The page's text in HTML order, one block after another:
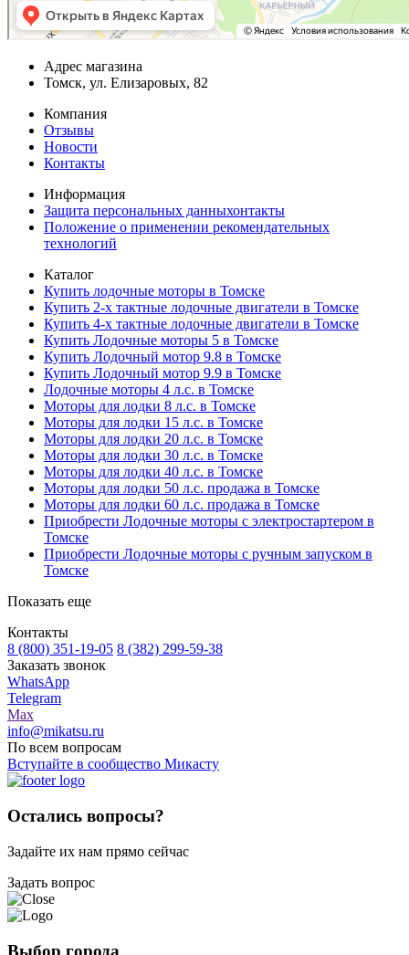
Адрес магазина
Томск, ул. Елизаровых, 82
Компания
Отзывы
Новости
Контакты
Информация
Защита персональных данныхонтакты
Положение о применении рекомендательных
технологий
Каталог
Купить лодочные моторы в Томске
Купить 2-х тактные лодочные двигатели в Томске
Купить 4-х тактные лодочные двигатели в Томске
Купить Лодочные моторы 5 в Томске
Купить Лодочный мотор 9.8 в Томске
Купить Лодочный мотор 9.9 в Томске
Лодочные моторы 4 л.с. в Томске
Моторы для лодки 8 л.с. в Томске
Моторы для лодки 15 л.с. в Томске
Моторы для лодки 20 л.с. в Томске
Моторы для лодки 30 л.с. в Томске
Моторы для лодки 40 л.с. в Томске
Моторы для лодки 50 л.с. продажа в Томске
Моторы для лодки 60 л.с. продажа в Томске
Приобрести Лодочные моторы с электростартером в
Томске
Приобрести Лодочные моторы с ручным запуском в
Томске
Показать еще
Контакты
8 (800) 351-19-05 8 (382) 299-59-38
Заказать звонок
WhatsApp
Telegram
Max
info@mikatsu.ru
По всем вопросам
Вступайте в сообщество Микасту
Остались вопросы?
Задайте их нам прямо сейчас
Задать вопрос
Выбор города